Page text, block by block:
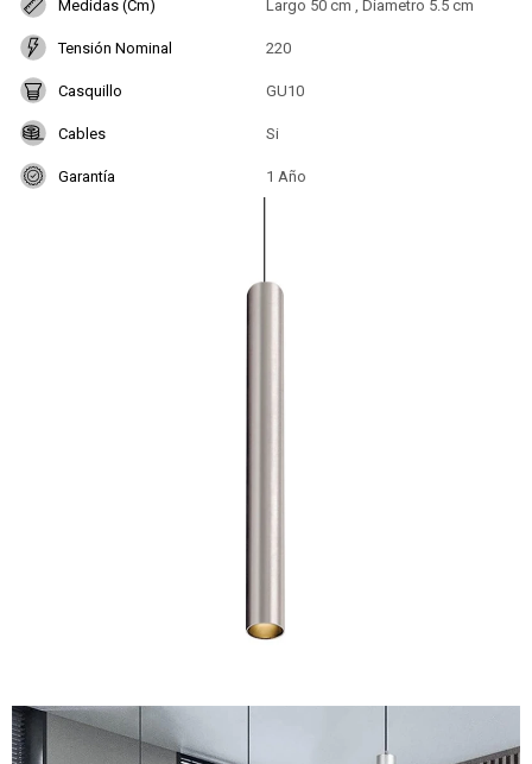
Medidas (Cm) Largo 50 cm , Diametro 5.5 cm
Tensión Nominal 220
Casquillo GU10
Cables Si
Garantía 1 Año